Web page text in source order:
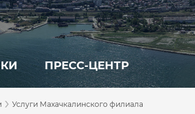
ПРЕСС-ЦЕНТР
› Услуги Махачкалинского филиала